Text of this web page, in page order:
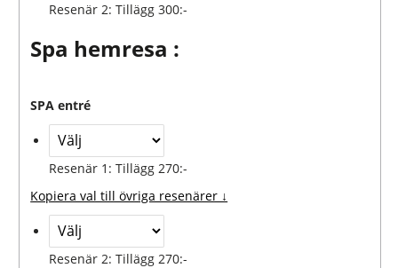
Resenär 2: Tillägg 300:-
Spa hemresa :
SPA entré
Resenär 1: Tillägg 270:-
Kopiera val till övriga resenärer ↓
Resenär 2: Tillägg 270:-